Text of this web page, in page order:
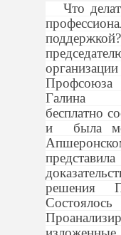
Что
Галина
бесплатно
и была
решения